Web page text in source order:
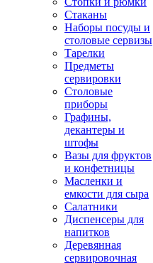
Стаканы
Наборы посуды и
столовые сервизы
Тарелки
Предметы
сервировки
Столовые
приборы
Графины,
декантеры и
штофы
Вазы для фруктов
и конфетницы
Масленки и
емкости для сыра
Салатники
Диспенсеры для
напитков
Деревянная
сервировочная